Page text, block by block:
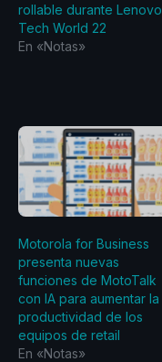
rollable durante Lenovo
Tech World 22
En «Notas»
Motorola for Business
presenta nuevas
funciones de MotoTalk
con IA para aumentar la
productividad de los
equipos de retail
En «Notas»